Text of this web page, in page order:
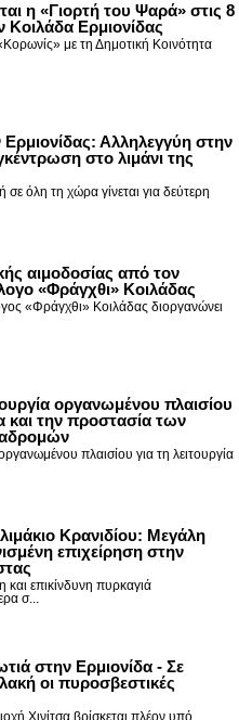
η «Γιορτή του Ψαρά» στις 8
Ερμιονίδας
με τη Δημοτική Κοινότητα
Αλληλεγγύη στην
στο λιμάνι της
όλη τη χώρα γίνεται για δεύτερη
αιμοδοσίας από τον
«Φράγχθι» Κοιλάδας
«Φράγχθι» Κοιλάδας διοργανώνει
οργανωμένου πλαισίου
και την προστασία των
πλαισίου για τη λειτουργία
Κρανιδίου: Μεγάλη
επιχείρηση στην
και επικίνδυνη πυρκαγιά
σ...
στην Ερμιονίδα - Σε
οι πυροσβεστικές